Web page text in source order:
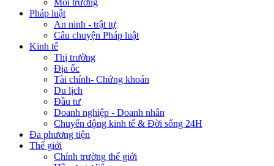
Pháp luật
An ninh - trật tự
Câu chuyện Pháp luật
Kinh tế
Thị trường
Địa ốc
Tài chính- Chứng khoán
Du lịch
Đầu tư
Doanh nghiệp - Doanh nhân
Chuyển động kinh tế & Đời sống 24H
Đa phương tiện
Thế giới
Chính trường thế giới